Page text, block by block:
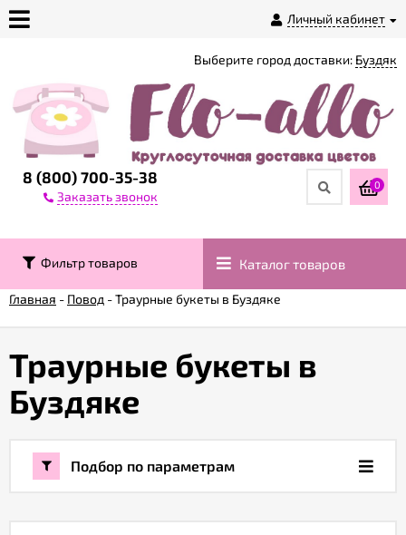
Личный кабинет
магазине
Доставка
Контакты
Гарантии
Акции
8 (800) 700-35-38
Заказать звонок
Выберите город доставки: Буздяк
0
Фильтр товаров Каталог товаров
Главная - Повод -Траурные букеты в Буздяке
Траурные букеты в
Буздяке
Подбор по параметрам